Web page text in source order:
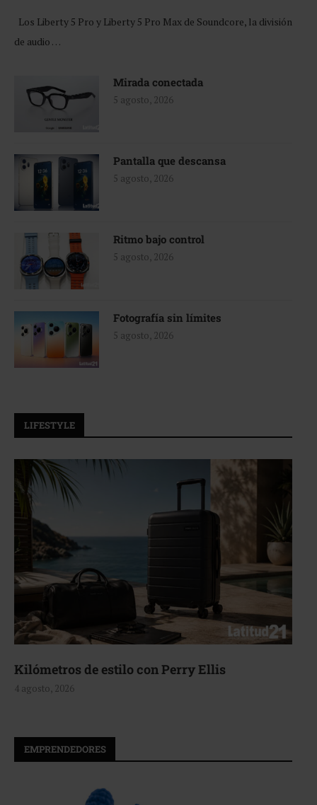
Los Liberty 5 Pro y Liberty 5 Pro Max de Soundcore, la división
de audio …
Mirada conectada
5 agosto, 2026
Pantalla que descansa
5 agosto, 2026
Ritmo bajo control
5 agosto, 2026
Fotografía sin límites
5 agosto, 2026
LIFESTYLE
Kilómetros de estilo con Perry Ellis
4 agosto, 2026
EMPRENDEDORES